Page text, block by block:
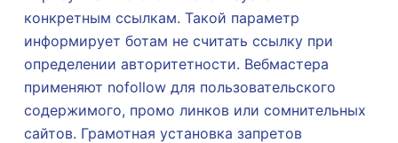
конкретным ссылкам. Такой параметр
информирует ботам не считать ссылку при
определении авторитетности. Вебмастера
применяют nofollow для пользовательского
содержимого, промо линков или сомнительных
сайтов. Грамотная установка запретов